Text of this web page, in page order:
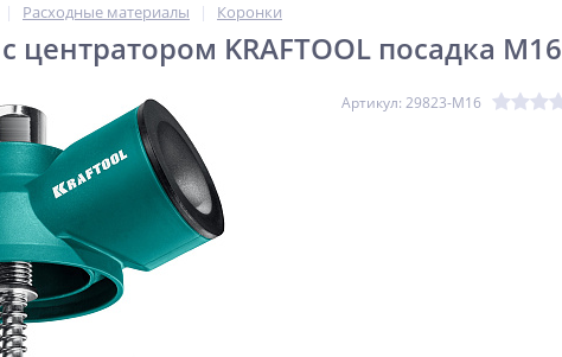
Расходные материалы Коронки
центратором KRAFTOOL посадка М16
Артикул: 29823-M16